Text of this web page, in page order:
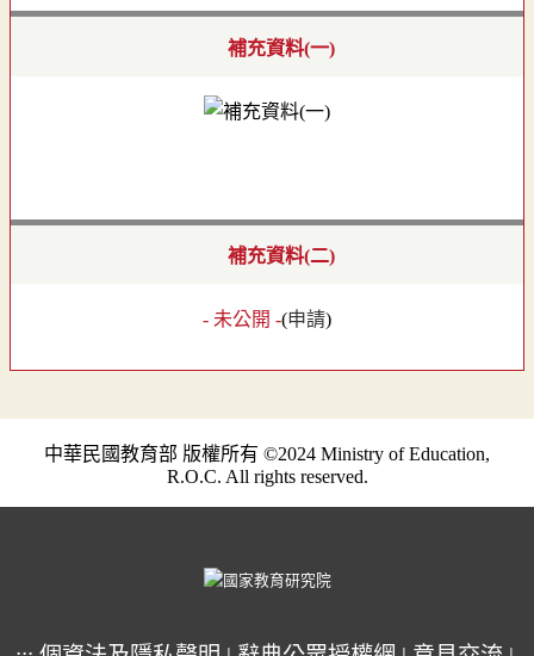
補充資料(一)
補充資料(二)
- 未公開 -(申請)
中華民國教育部 版權所有 ©2024 Ministry of Education,
R.O.C. All rights reserved.